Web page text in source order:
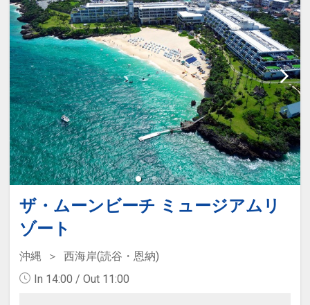
・スイーツバイキング滞在中1回無
料、２連泊以上スパ滞在中1回無料
【３連泊特典】
・夕食バイキング1回無料
【４連泊特典】
・夕食バイキング滞在中１回無料
・スイーツバイキング滞在中１回無
料
特典の詳細につきましてはホテルに
ザ・ムーンビーチ ミュージアムリ
ゾート
沖縄
西海岸(読谷・恩納)
In 14:00 / Out 11:00